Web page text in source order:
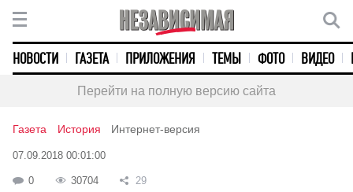
НОВОСТИ ГАЗЕТА ПРИЛОЖЕНИЯ ТЕМЫ ФОТО ВИДЕО
Перейти на полную версию сайта
Газета История Интернет-версия
07.09.2018 00:01:00
0 30704 29